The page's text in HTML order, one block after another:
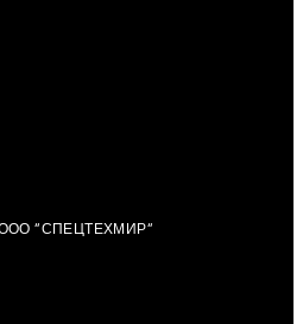
ООО “СПЕЦТЕХМИР“